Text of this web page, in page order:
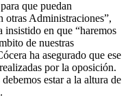
que puedan
otras Administraciones”,
insistido en que “haremos
de nuestras
ha asegurado que ese
por la oposición.
estar a la altura de